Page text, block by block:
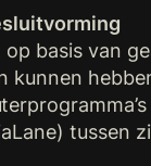
op basis van
kunnen
tussen